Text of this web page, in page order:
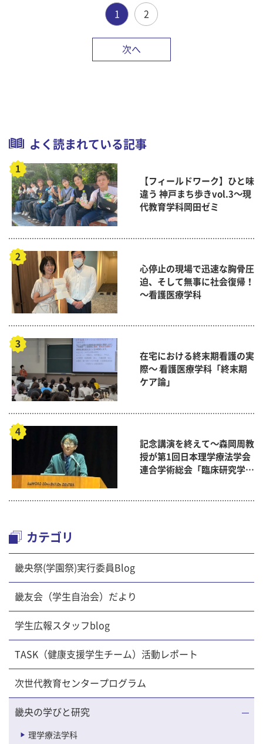
1 2
次へ
よく読まれている記事
【フィールドワーク】ひと味
違う 神戸まち歩きvol.3～現
代教育学科岡田ゼミ
心停止の現場で迅速な胸骨圧
迫、そして無事に社会復帰！
～看護医療学科
在宅における終末期看護の実
際～ 看護医療学科「終末期
ケア論」
記念講演を終えて～森岡周教
授が第1回日本理学療法学会
連合学術総会「臨床研究学術
カテゴリ
畿央祭(学園祭)実行委員Blog
畿友会（学生自治会）だより
学生広報スタッフblog
TASK（健康支援学生チーム）活動レポート
次世代教育センタープログラム
畿央の学びと研究
理学療法学科